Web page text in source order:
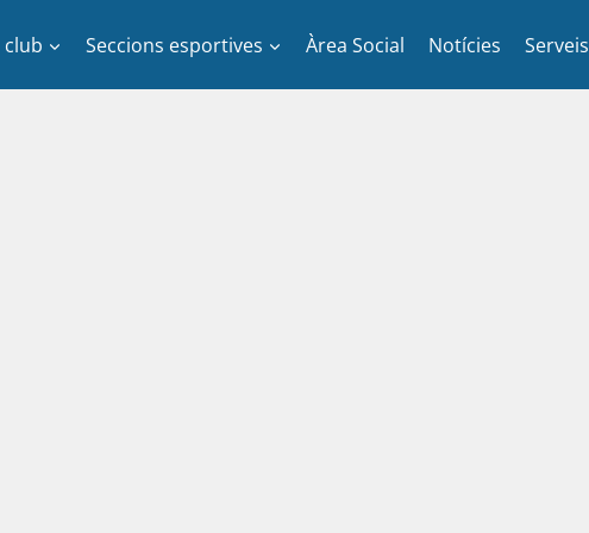
club Seccions esportives Àrea Social Notícies Serveis